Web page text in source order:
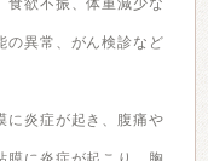
食欲不振、体重減少な
の異常、がん検診など
に炎症が起き、腹痛や